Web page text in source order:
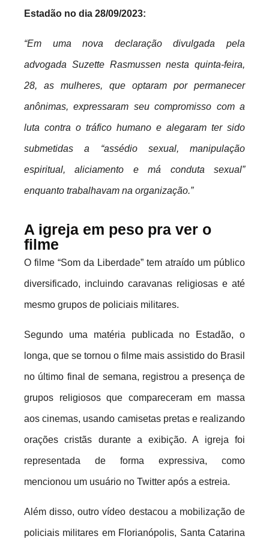
Estadão no dia 28/09/2023:
“Em uma nova declaração divulgada pela
advogada Suzette Rasmussen nesta quinta-feira,
28, as mulheres, que optaram por permanecer
anônimas, expressaram seu compromisso com a
luta contra o tráfico humano e alegaram ter sido
submetidas a “assédio sexual, manipulação
espiritual, aliciamento e má conduta sexual”
enquanto trabalhavam na organização.”
A igreja em peso pra ver o
filme
O filme “Som da Liberdade” tem atraído um público
diversificado, incluindo caravanas religiosas e até
mesmo grupos de policiais militares.
Segundo uma matéria publicada no Estadão, o
longa, que se tornou o filme mais assistido do Brasil
no último final de semana, registrou a presença de
grupos religiosos que compareceram em massa
aos cinemas, usando camisetas pretas e realizando
orações cristãs durante a exibição. A igreja foi
representada de forma expressiva, como
mencionou um usuário no Twitter após a estreia.
Além disso, outro vídeo destacou a mobilização de
policiais militares em Florianópolis, Santa Catarina